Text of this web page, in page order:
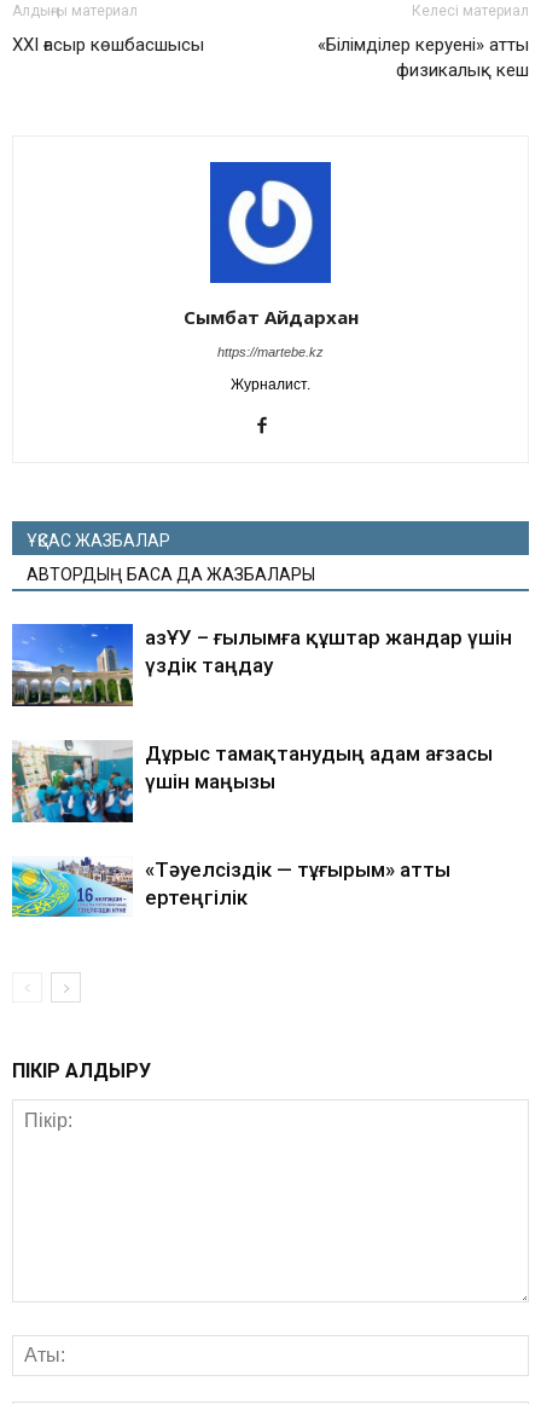
Алдыңғы материал
ХХІ ғасыр көшбасшысы
Келесі материал
«Білімділер керуені» атты
физикалық кеш
Сымбат Айдархан
https://martebe.kz
Журналист.
ҰҚСАС ЖАЗБАЛАР
АВТОРДЫҢ БАСҚА ДА ЖАЗБАЛАРЫ
ҚазҰУ – ғылымға құштар жандар үшін
үздік таңдау
Дұрыс тамақтанудың адам ағзасы
үшін маңызы
«Тәуелсіздік — тұғырым» атты
ертеңгілік
ПІКІР ҚАЛДЫРУ